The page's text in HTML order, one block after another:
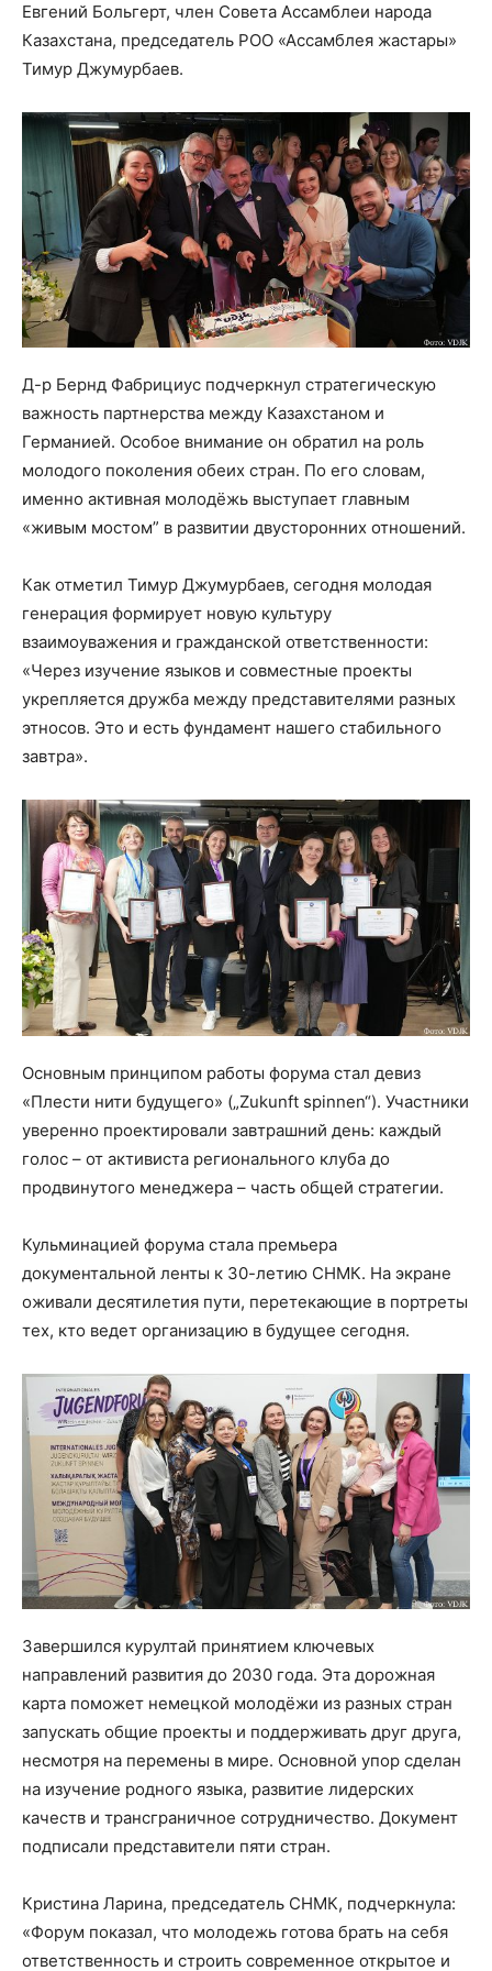
Евгений Больгерт, член Совета Ассамблеи народа
Казахстана, председатель РОО «Ассамблея жастары»
Тимур Джумурбаев.
Д-р Бернд Фабрициус подчеркнул стратегическую
важность партнерства между Казахстаном и
Германией. Особое внимание он обратил на роль
молодого поколения обеих стран. По его словам,
именно активная молодёжь выступает главным
«живым мостом” в развитии двусторонних отношений.
Как отметил Тимур Джумурбаев, сегодня молодая
генерация формирует новую культуру
взаимоуважения и гражданской ответственности:
«Через изучение языков и совместные проекты
укрепляется дружба между представителями разных
этносов. Это и есть фундамент нашего стабильного
завтра».
Основным принципом работы форума стал девиз
«Плести нити будущего» („Zukunft spinnen“). Участники
уверенно проектировали завтрашний день: каждый
голос – от активиста регионального клуба до
продвинутого менеджера – часть общей стратегии.
Кульминацией форума стала премьера
документальной ленты к 30-летию СНМК. На экране
оживали десятилетия пути, перетекающие в портреты
тех, кто ведет организацию в будущее сегодня.
Завершился курултай принятием ключевых
направлений развития до 2030 года. Эта дорожная
карта поможет немецкой молодёжи из разных стран
запускать общие проекты и поддерживать друг друга,
несмотря на перемены в мире. Основной упор сделан
на изучение родного языка, развитие лидерских
качеств и трансграничное сотрудничество. Документ
подписали представители пяти стран.
Кристина Ларина, председатель СНМК, подчеркнула:
«Форум показал, что молодежь готова брать на себя
ответственность и строить современное открытое и